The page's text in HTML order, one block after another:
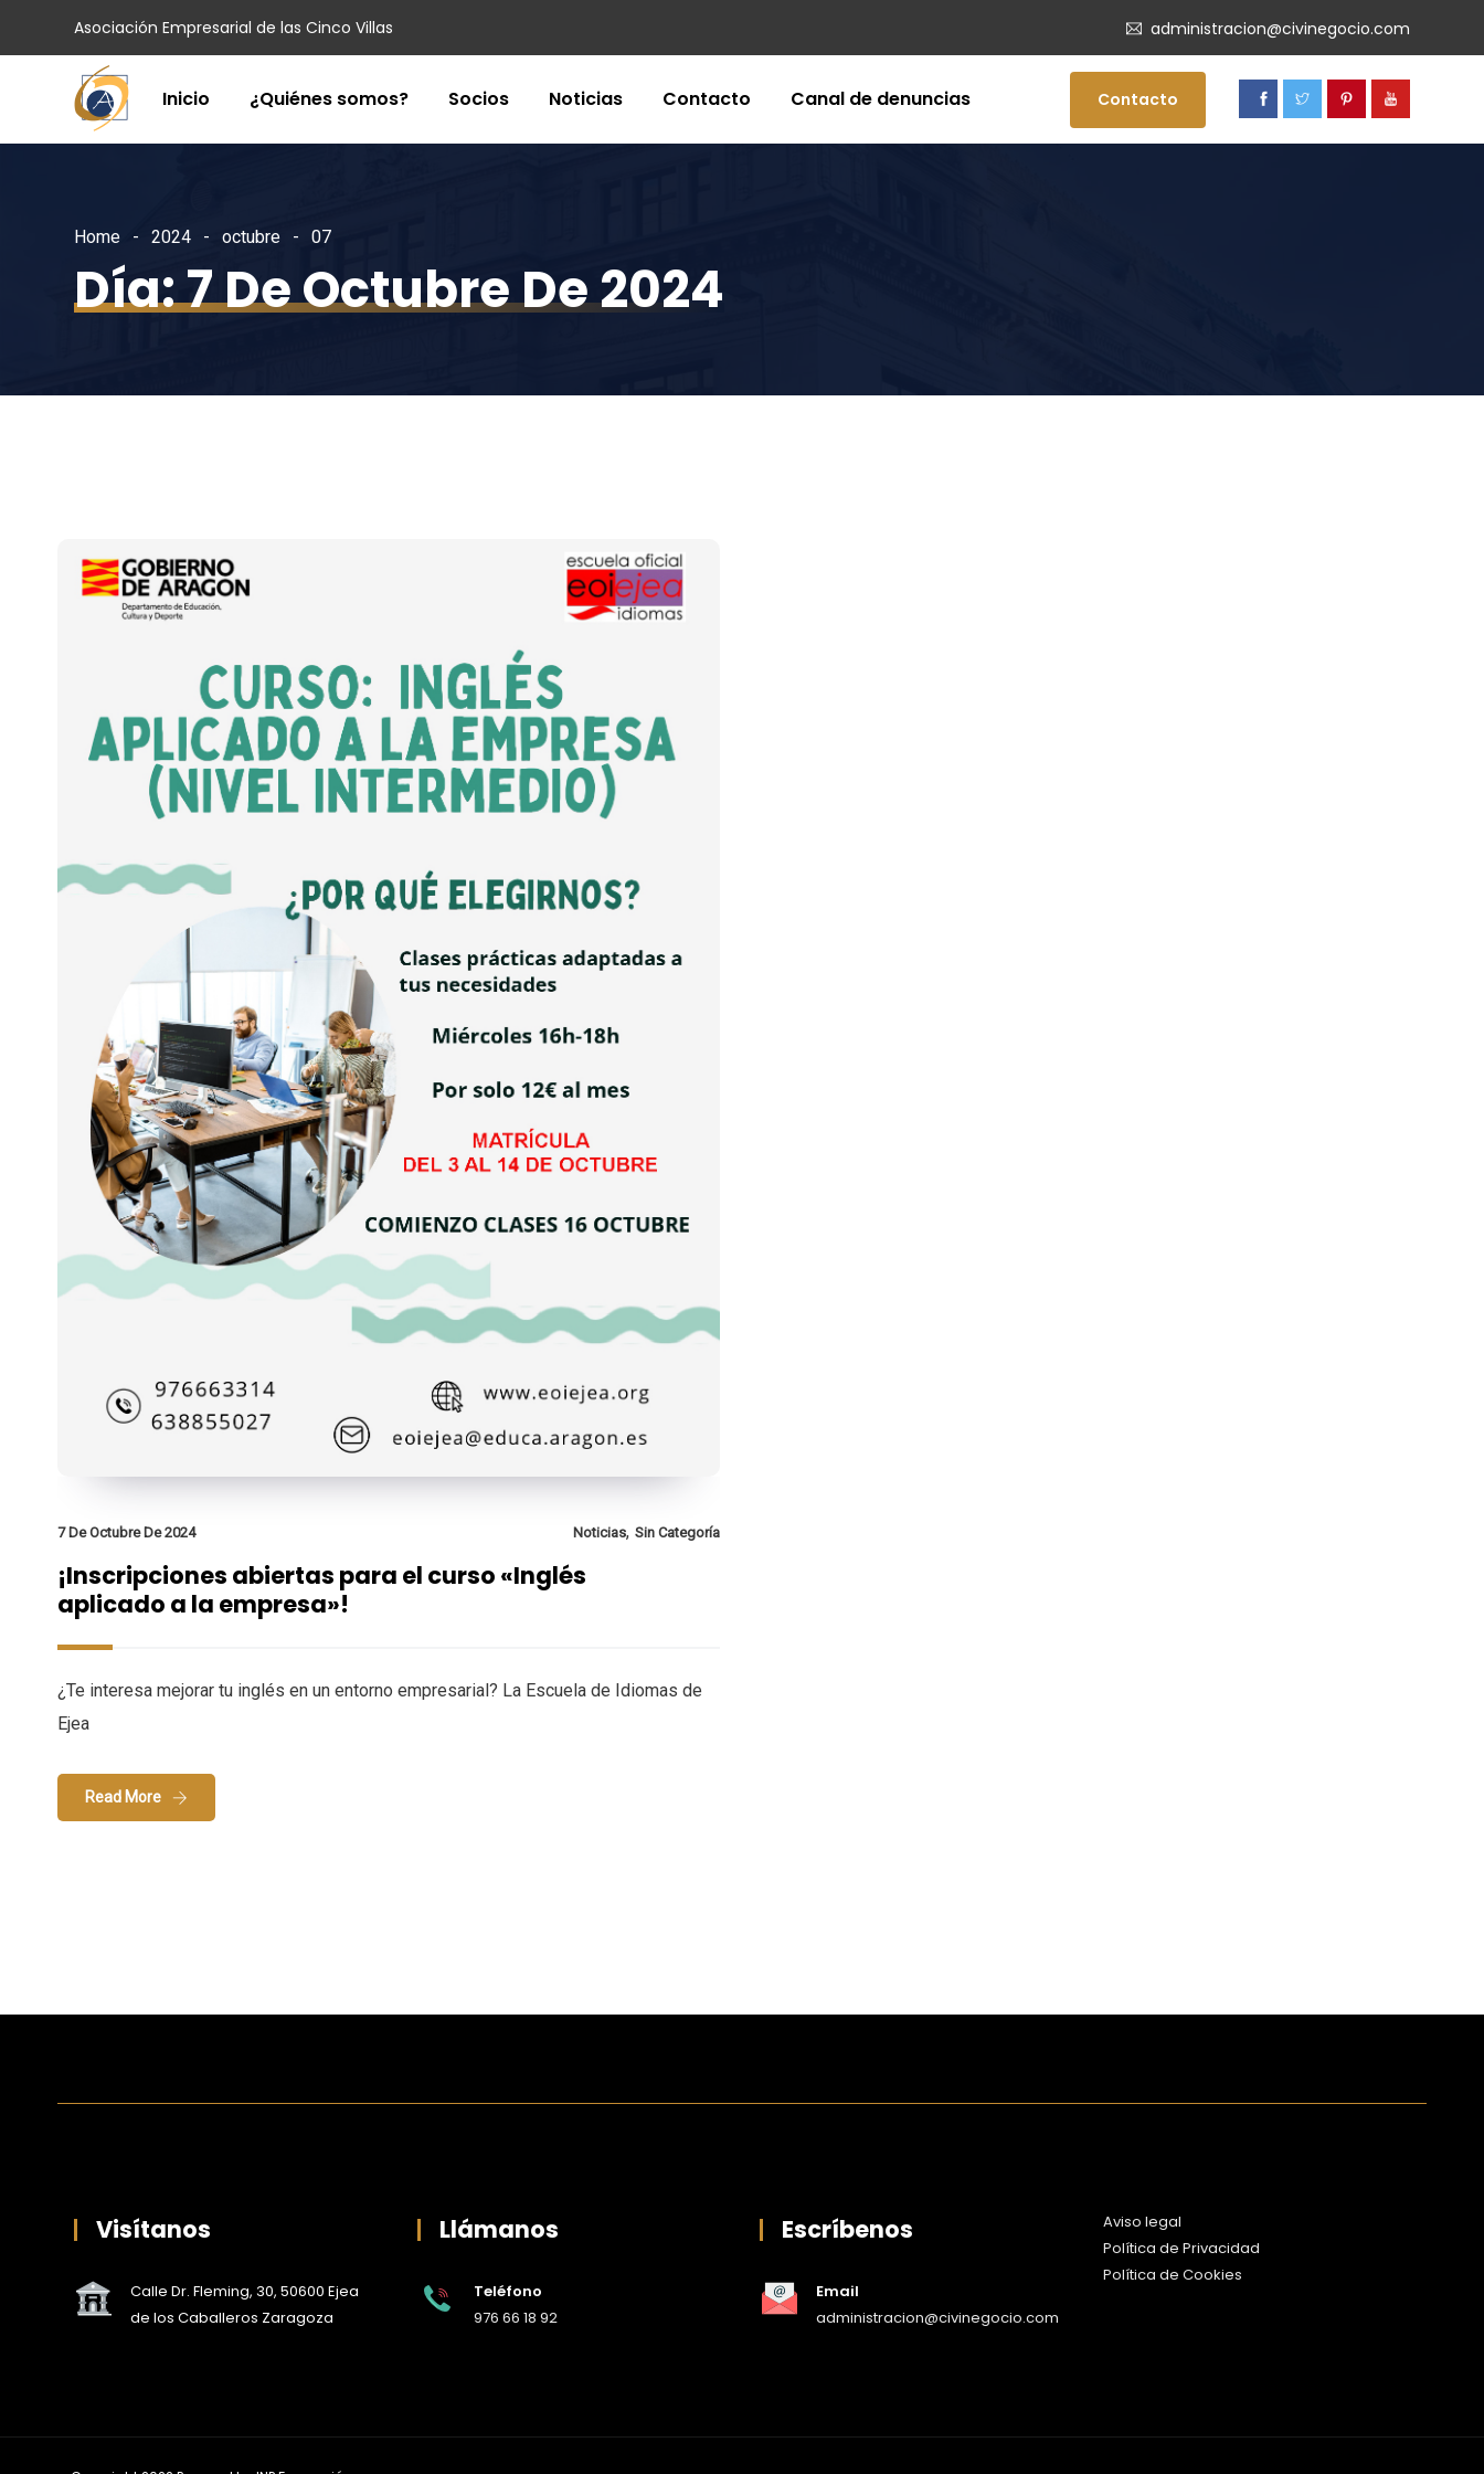
Asociación Empresarial de las Cinco Villas administracion@civinegocio.com
Inicio ¿Quiénes somos? Socios Noticias Contacto Canal de denuncias Contacto
Home 2024 octubre 07
Día:7 De Octubre De 2024
7 De Octubre De 2024 Noticias, Sin Categoría
¡Inscripciones abiertas para el curso «Inglés
aplicado a la empresa»!
¿Te interesa mejorar tu inglés en un entorno empresarial? La Escuela de Idiomas de
Ejea
Read More
Visítanos
Calle Dr. Fleming, 30, 50600 Ejea
de los Caballeros Zaragoza
Llámanos
Teléfono
976 66 18 92
Escríbenos
Email
administracion@civinegocio.com
Aviso legal
Política de Privacidad
Política de Cookies